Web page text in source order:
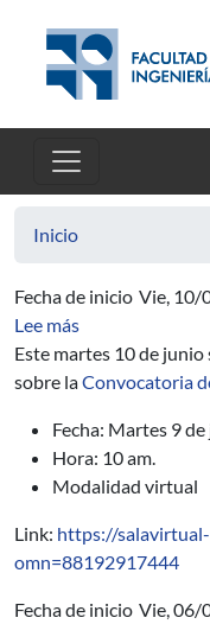
Inicio
Fecha de inicio Vie, 10/
Lee mássobre Reunión
Este martes 10 de
sobre laConvocatoria
Fecha: Martes 9
Hora: 10 am.
Modalidad virtual
Link: https://
omn=88192917444
Fecha de inicio Vie, 06/